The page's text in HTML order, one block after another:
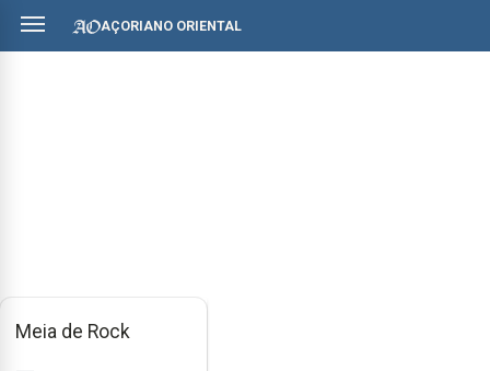
AÇORIANO ORIENTAL
Meia de Rock